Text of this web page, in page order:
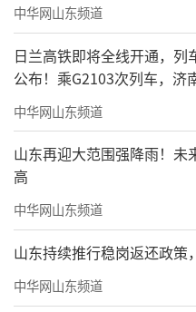
中华网山东频道
日兰高铁即将全线开通，列
公布！乘G2103次列车，济
时到达
中华网山东频道
山东再迎大范围强降雨！
高
中华网山东频道
山东持续推行稳岗返还政策
中华网山东频道